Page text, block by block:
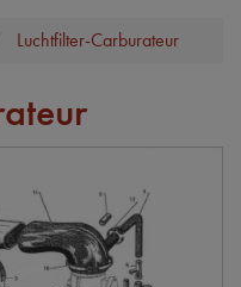
Luchtfilter-Carburateur